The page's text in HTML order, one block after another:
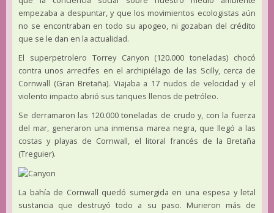
empezaba a despuntar, y que los movimientos ecologistas aún
no se encontraban en todo su apogeo, ni gozaban del crédito
que se le dan en la actualidad.
El superpetrolero Torrey Canyon (120.000 toneladas) chocó
contra unos arrecifes en el archipiélago de las Scilly, cerca de
Cornwall (Gran Bretaña). Viajaba a 17 nudos de velocidad y el
violento impacto abrió sus tanques llenos de petróleo.
Se derramaron las 120.000 toneladas de crudo y, con la fuerza
del mar, generaron una inmensa marea negra, que llegó a las
costas y playas de Cornwall, el litoral francés de la Bretaña
(Treguier).
La bahía de Cornwall quedó sumergida en una espesa y letal
sustancia que destruyó todo a su paso. Murieron más de